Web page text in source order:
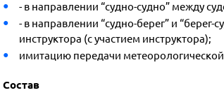
-в направлении “судно-судно” между
- в направлении “судно-берег” и
инструктора (с участием инструктора);
имитацию передачи
Состав